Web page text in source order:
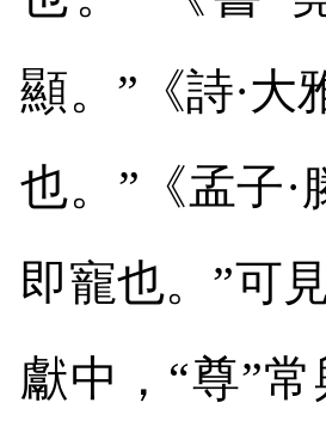
顯。”《詩·大
也。”《孟子
即寵也。”可
獻中，“尊”